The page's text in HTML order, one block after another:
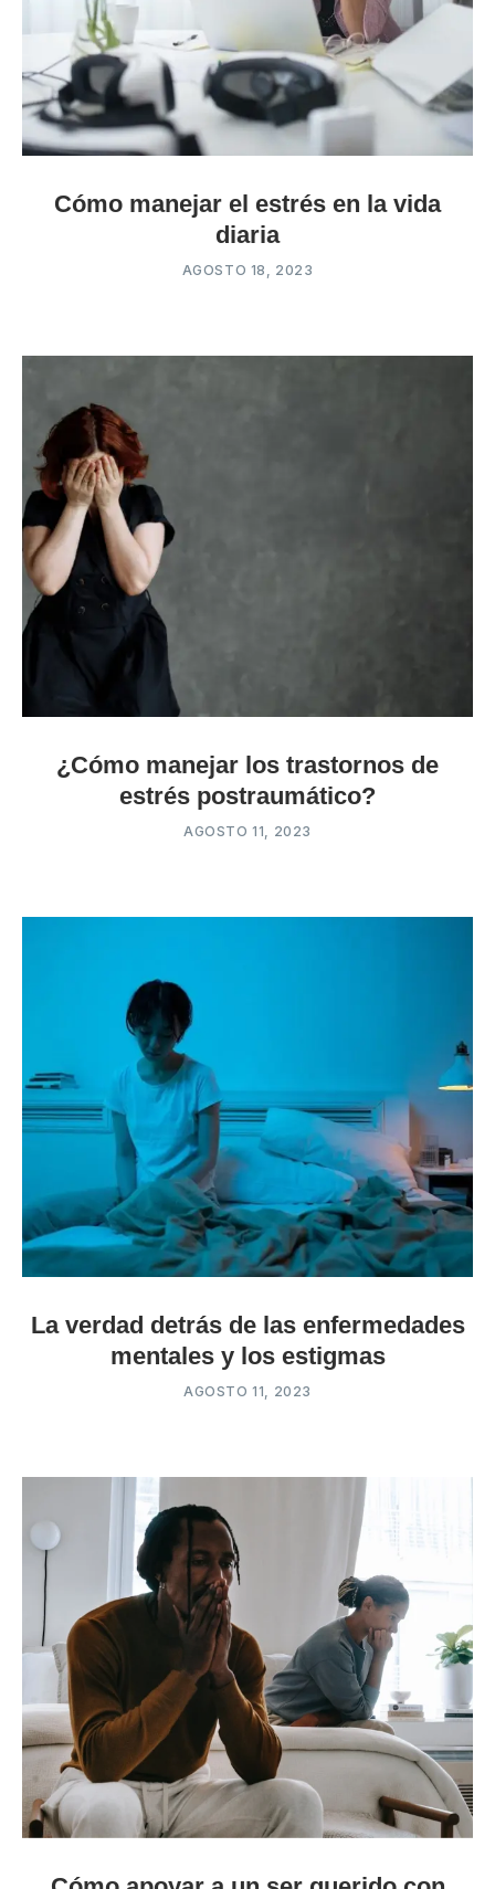
Cómo manejar el estrés en la vida
diaria
AGOSTO 18, 2023
¿Cómo manejar los trastornos de
estrés postraumático?
AGOSTO 11, 2023
La verdad detrás de las enfermedades
mentales y los estigmas
AGOSTO 11, 2023